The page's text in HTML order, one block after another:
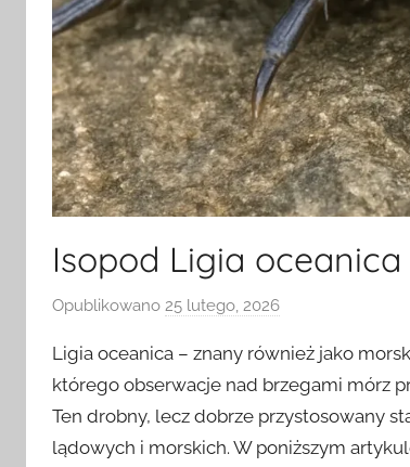
Isopod Ligia
Opublikowano 25 lutego, 2026
z
e
z
Ligia oceanica – znany również jako
którego obserwacje nad brzegami mórz
Ten drobny, lecz dobrze przystosowany
lądowych i morskich. W poniższym